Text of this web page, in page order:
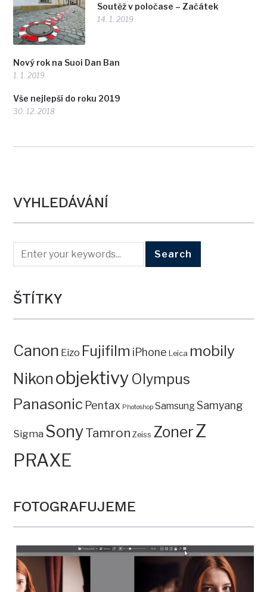
Soutěž v poločase – Začátek
14. 1. 2019
Nový rok na Suoi Dan Ban
1. 1. 2019
Vše nejlepší do roku 2019
30. 12. 2018
VYHLEDÁVÁNÍ
ŠTÍTKY
Canon Eizo Fujifilm iPhone Leica mobily
Nikon objektivy Olympus
Panasonic Pentax Photoshop SamsungSamyang
Sigma SonyTamron Zeiss ZonerZ
PRAXE
FOTOGRAFUJEME